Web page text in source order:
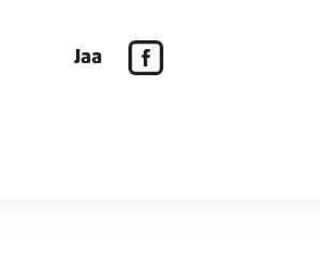
Jaa